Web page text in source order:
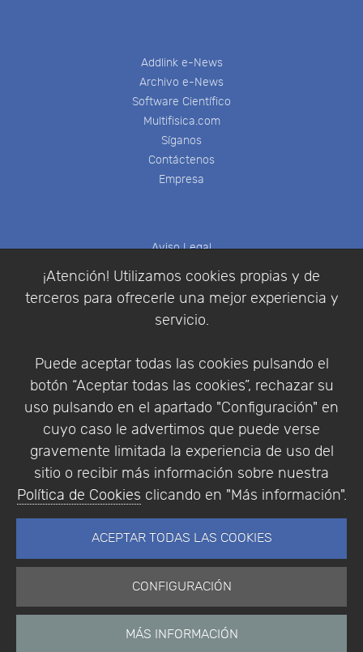
¡Atención! Utilizamos cookies propias y de
terceros para ofrecerle una mejor experiencia y
servicio.
Puede aceptar todas las cookies pulsando el
botón “Aceptar todas las cookies”, rechazar su
uso pulsando en el apartado "Configuración" en
cuyo caso le advertimos que puede verse
gravemente limitada la experiencia de uso del
sitio o recibir más información sobre nuestra
Política de Cookies clicando en "Más información".
ACEPTAR TODAS LAS COOKIES
CONFIGURACIÓN
MÁS INFORMACIÓN
Addlink e-News
Archivo e-News
Software Científico
Multifisica.com
Síganos
Contáctenos
Empresa
Aviso Legal
Condiciones de compra
Identificarse
Empresa|Aviso Legal| Política de Privacidad |
Política de Cookies
© Copyright 1994 - 2026. Addlink Software
Científico, S.L.
Portugal.